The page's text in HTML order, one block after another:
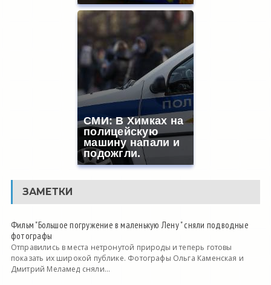
СМИ: В Химках на
полицейскую
машину напали и
подожгли.
ЗАМЕТКИ
Фильм "Большое погружение в маленькую Лену " сняли подводные
фотографы
Отправились в места нетронутой природы и теперь готовы
показать их широкой публике. Фотографы Ольга Каменская и
Дмитрий Меламед сняли...